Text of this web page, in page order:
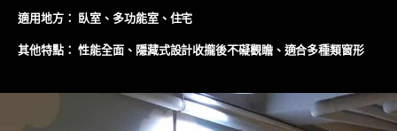
適用地方： 臥室、多功能室、住宅
其他特點： 性能全面、隱藏式設計收攏後不礙觀瞻、適合多種類窗形